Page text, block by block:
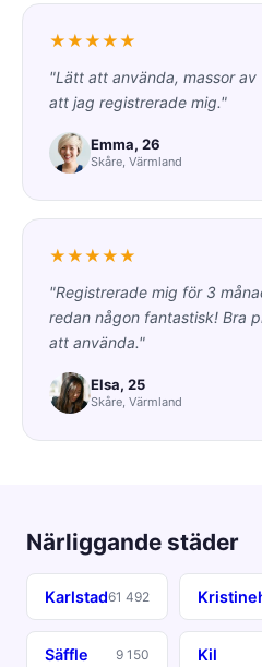
★★★★★
"Lätt att använda, massor
att jag registrerade mig."
Emma, 26
Skåre, Värmland
★★★★★
"Registrerade mig för 3
redan någon fantastisk! Bra
att använda."
Elsa, 25
Skåre, Värmland
Närliggande städer
Karlstad61 492
Säffle 9 150 Kil